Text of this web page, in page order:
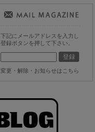
下記にメールアドレスを入力し
登録ボタンを押して下さい。
変更・解除・お知らせはこちら